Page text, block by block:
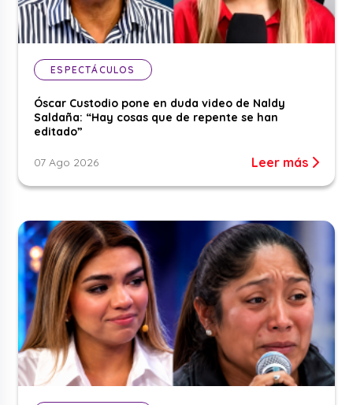
ESPECTÁCULOS
Óscar Custodio pone en duda video de Naldy
Saldaña: “Hay cosas que de repente se han
editado”
07 Ago 2026 Leer más